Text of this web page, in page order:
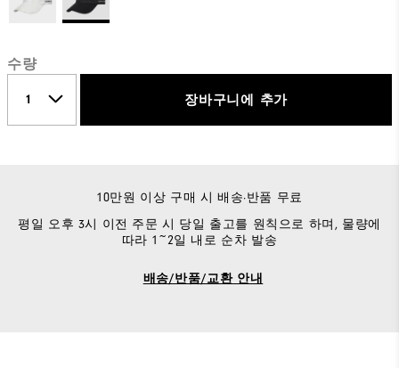
수량
장바구니에 추가
10만원 이상 구매 시 배송·반품 무료
평일 오후 3시 이전 주문 시 당일 출고를 원칙으로 하며, 물량에
따라 1~2일 내로 순차 발송
배송/반품/교환 안내